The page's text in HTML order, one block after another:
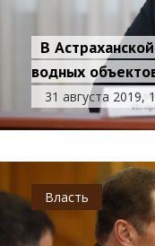
В
водных
31 августа 2019,
Власть